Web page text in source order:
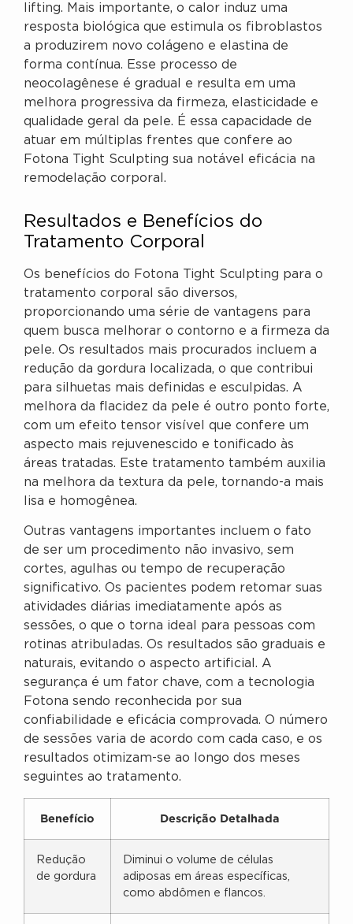
lifting. Mais importante, o calor induz uma
resposta biológica que estimula os fibroblastos
a produzirem novo colágeno e elastina de
forma contínua. Esse processo de
neocolagênese é gradual e resulta em uma
melhora progressiva da firmeza, elasticidade e
qualidade geral da pele. É essa capacidade de
atuar em múltiplas frentes que confere ao
Fotona Tight Sculpting sua notável eficácia na
remodelação corporal.
Resultados e Benefícios do
Tratamento Corporal
Os benefícios do Fotona Tight Sculpting para o
tratamento corporal são diversos,
proporcionando uma série de vantagens para
quem busca melhorar o contorno e a firmeza da
pele. Os resultados mais procurados incluem a
redução da gordura localizada, o que contribui
para silhuetas mais definidas e esculpidas. A
melhora da flacidez da pele é outro ponto forte,
com um efeito tensor visível que confere um
aspecto mais rejuvenescido e tonificado às
áreas tratadas. Este tratamento também auxilia
na melhora da textura da pele, tornando-a mais
lisa e homogênea.
Outras vantagens importantes incluem o fato
de ser um procedimento não invasivo, sem
cortes, agulhas ou tempo de recuperação
significativo. Os pacientes podem retomar suas
atividades diárias imediatamente após as
sessões, o que o torna ideal para pessoas com
rotinas atribuladas. Os resultados são graduais e
naturais, evitando o aspecto artificial. A
segurança é um fator chave, com a tecnologia
Fotona sendo reconhecida por sua
confiabilidade e eficácia comprovada. O número
de sessões varia de acordo com cada caso, e os
resultados otimizam-se ao longo dos meses
seguintes ao tratamento.
Benefício Descrição Detalhada
Redução
de gordura
Diminui o volume de células
adiposas em áreas específicas,
como abdômen e flancos.